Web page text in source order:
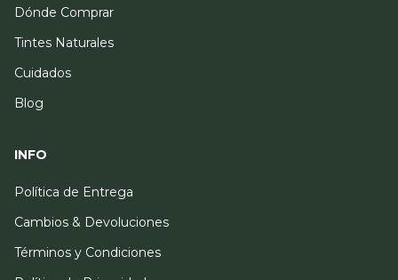
Dónde Comprar
Tintes Naturales
Cuidados
Blog
INFO
Política de Entrega
Cambios & Devoluciones
Términos y Condiciones